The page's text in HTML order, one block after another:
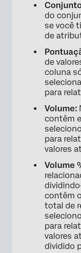
do
se você
de
de
coluna
para
Volume:
contêm
para
valores
Volume
contêm
total de
para
valores
dividido